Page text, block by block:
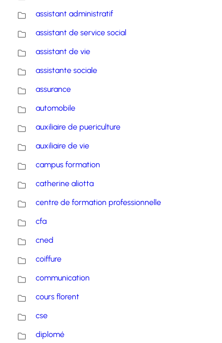
assistant administratif
assistant de service social
assistant de vie
assistante sociale
assurance
automobile
auxiliaire de puericulture
auxiliaire de vie
campus formation
catherine aliotta
centre de formation professionnelle
cfa
cned
coiffure
communication
cours florent
cse
diplomé